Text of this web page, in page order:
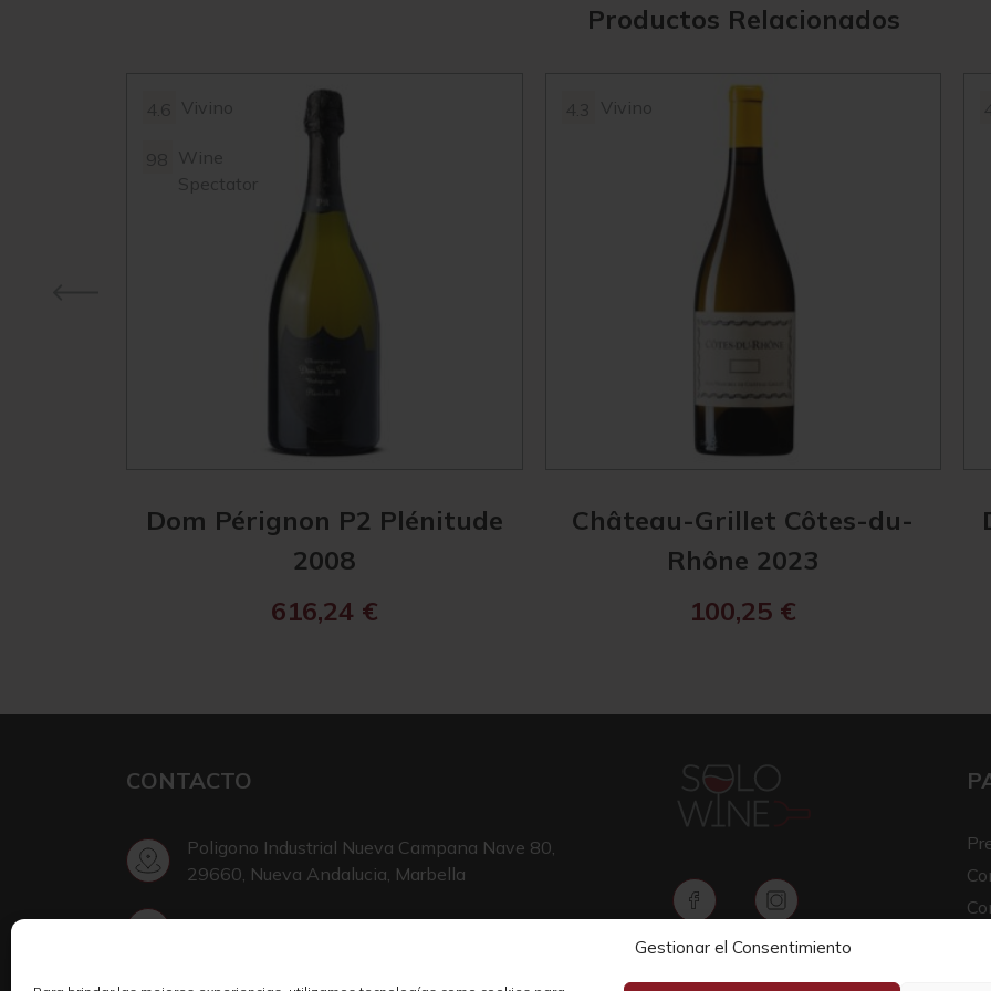
Gestionar el Consentimiento
Productos Relacionados
Vivino
Wine
Spectator
Dom Pérignon P2 Plénitude
2008
616,24 €
Vivino
Château-Grillet Côtes-du-
Rhône 2023
100,25 €
CONTACTO
Poligono Industrial Nueva Campana Nave 80,
29660, Nueva Andalucia, Marbella